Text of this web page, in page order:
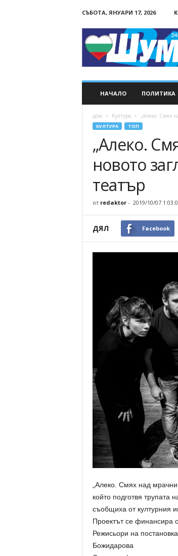
СЪБОТА, ЯНУАРИ 17, 2026
НАЧАЛО ПОЛИТИКА
дом Култура „Алеко. Смях
КУЛТУРА ТОП
„Алеко.
новото
театър
от redaktor- 2019/10/07
ДЯЛ Facebook
„Алеко. Смях над
който подготвя трупата
съобщиха от културния
Проектът се финансира
Режисьори на
Божидарова